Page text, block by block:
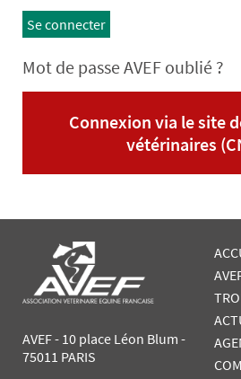
Se connecter
Mot de passe AVEF oublié ?
Connexion via le site
vétérinaires
AVEF - 10 place Léon Blum -
75011 PARIS